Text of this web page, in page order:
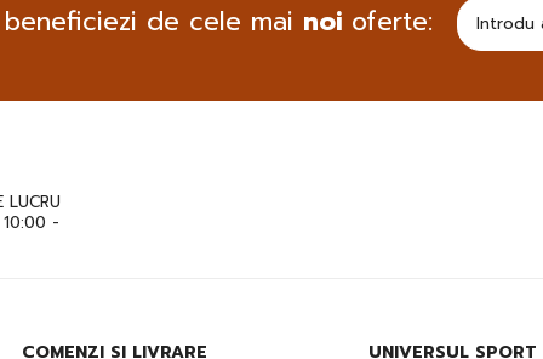
de cele mai noi oferte:
LUCRU
-
COMENZI SI LIVRARE UNIVERSUL SPORT